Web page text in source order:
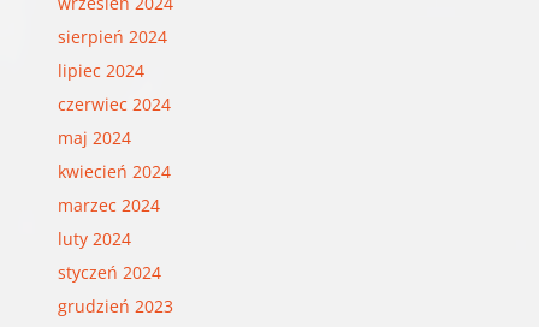
sierpień 2024
lipiec 2024
czerwiec 2024
maj 2024
kwiecień 2024
marzec 2024
luty 2024
styczeń 2024
grudzień 2023